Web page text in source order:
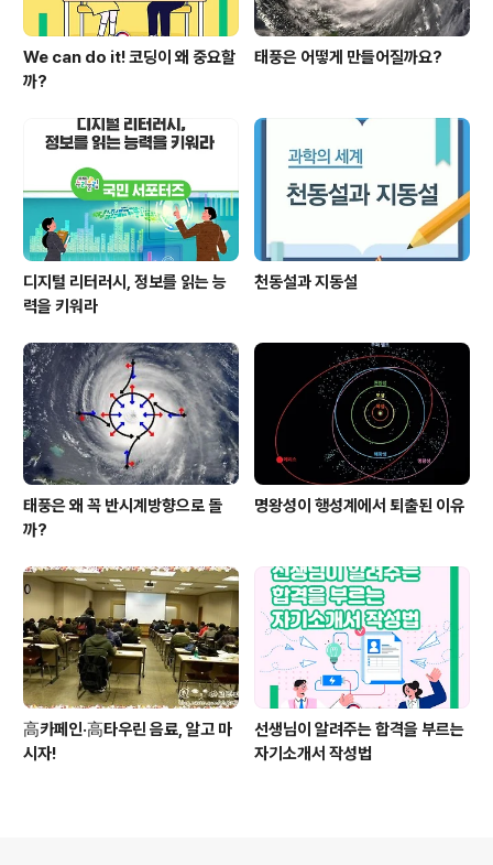
We can do it! 코딩이 왜 중요할
까?
태풍은 어떻게 만들어질까요?
디지털 리터러시, 정보를 읽는 능
력을 키워라
천동설과 지동설
태풍은 왜 꼭 반시계방향으로 돌
까?
명왕성이 행성계에서 퇴출된 이유
高카페인·高타우린 음료, 알고 마
시자!
선생님이 알려주는 합격을 부르는
자기소개서 작성법